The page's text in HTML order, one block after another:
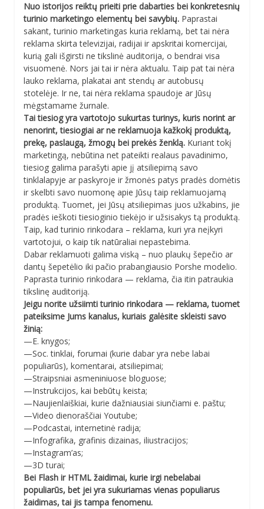
Nuo istorijos reiktų prieiti prie dabarties bei konkretesnių
turinio marketingo elementų bei savybių. Paprastai
sakant, turinio marketingas kuria reklamą, bet tai nėra
reklama skirta televizijai, radijai ir apskritai komercijai,
kurią gali išgirsti ne tikslinė auditorija, o bendrai visa
visuomenė. Nors jai tai ir nėra aktualu. Taip pat tai nėra
lauko reklama, plakatai ant stendų ar autobusų
stotelėje. Ir ne, tai nėra reklama spaudoje ar Jūsų
mėgstamame žurnale.
Tai tiesiog yra vartotojo sukurtas turinys, kuris norint ar
nenorint, tiesiogiai ar ne reklamuoja kažkokį produktą,
prekę, paslaugą, žmogų bei prekės ženklą. Kuriant tokį
marketingą, nebūtina net pateikti realaus pavadinimo,
tiesiog galima parašyti apie jį atsiliepimą savo
tinklalapyje ar paskyroje ir žmonės patys pradės domėtis
ir skelbti savo nuomonę apie Jūsų taip reklamuojamą
produktą. Tuomet, jei Jūsų atsiliepimas juos užkabins, jie
pradės ieškoti tiesioginio tiekėjo ir užsisakys tą produktą.
Taip, kad turinio rinkodara – reklama, kuri yra neįkyri
vartotojui, o kaip tik natūraliai nepastebima.
Dabar reklamuoti galima viską – nuo plaukų šepečio ar
dantų šepetėlio iki pačio prabangiausio Porshe modelio.
Paprasta turinio rinkodara — reklama, čia itin patraukia
tikslinę auditoriją.
Jeigu norite užsiimti turinio rinkodara — reklama, tuomet
pateiksime Jums kanalus, kuriais galėsite skleisti savo
žinią:
—E. knygos;
—Soc. tinklai, forumai (kurie dabar yra nebe labai
populiarūs), komentarai, atsiliepimai;
—Straipsniai asmeniniuose bloguose;
—Instrukcijos, kai bebūtų keista;
—Naujienlaiškiai, kurie dažniausiai siunčiami e. paštu;
—Video dienoraščiai Youtube;
—Podcastai, internetinė radija;
—Infografika, grafinis dizainas, iliustracijos;
—Instagram’as;
—3D turai;
Bei Flash ir HTML žaidimai, kurie irgi nebelabai
populiarūs, bet jei yra sukuriamas vienas populiarus
žaidimas, tai jis tampa fenomenu.